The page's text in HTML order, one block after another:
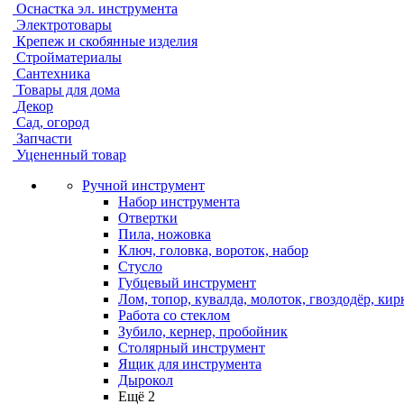
Оснастка эл. инструмента
Электротовары
Крепеж и скобянные изделия
Стройматериалы
Сантехника
Товары для дома
Декор
Сад, огород
Запчасти
Уцененный товар
Ручной инструмент
Набор инструмента
Отвертки
Пила, ножовка
Ключ, головка, вороток, набор
Стусло
Губцевый инструмент
Лом, топор, кувалда, молоток, гвоздодёр,
Работа со стеклом
Зубило, кернер, пробойник
Столярный инструмент
Ящик для инструмента
Дырокол
Ещё 2